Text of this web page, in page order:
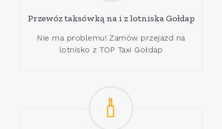
Przewóz taksówką na i z lotniska Gołdap
Nie ma problemu! Zamów przejazd na
lotnisko z TOP Taxi Gołdap